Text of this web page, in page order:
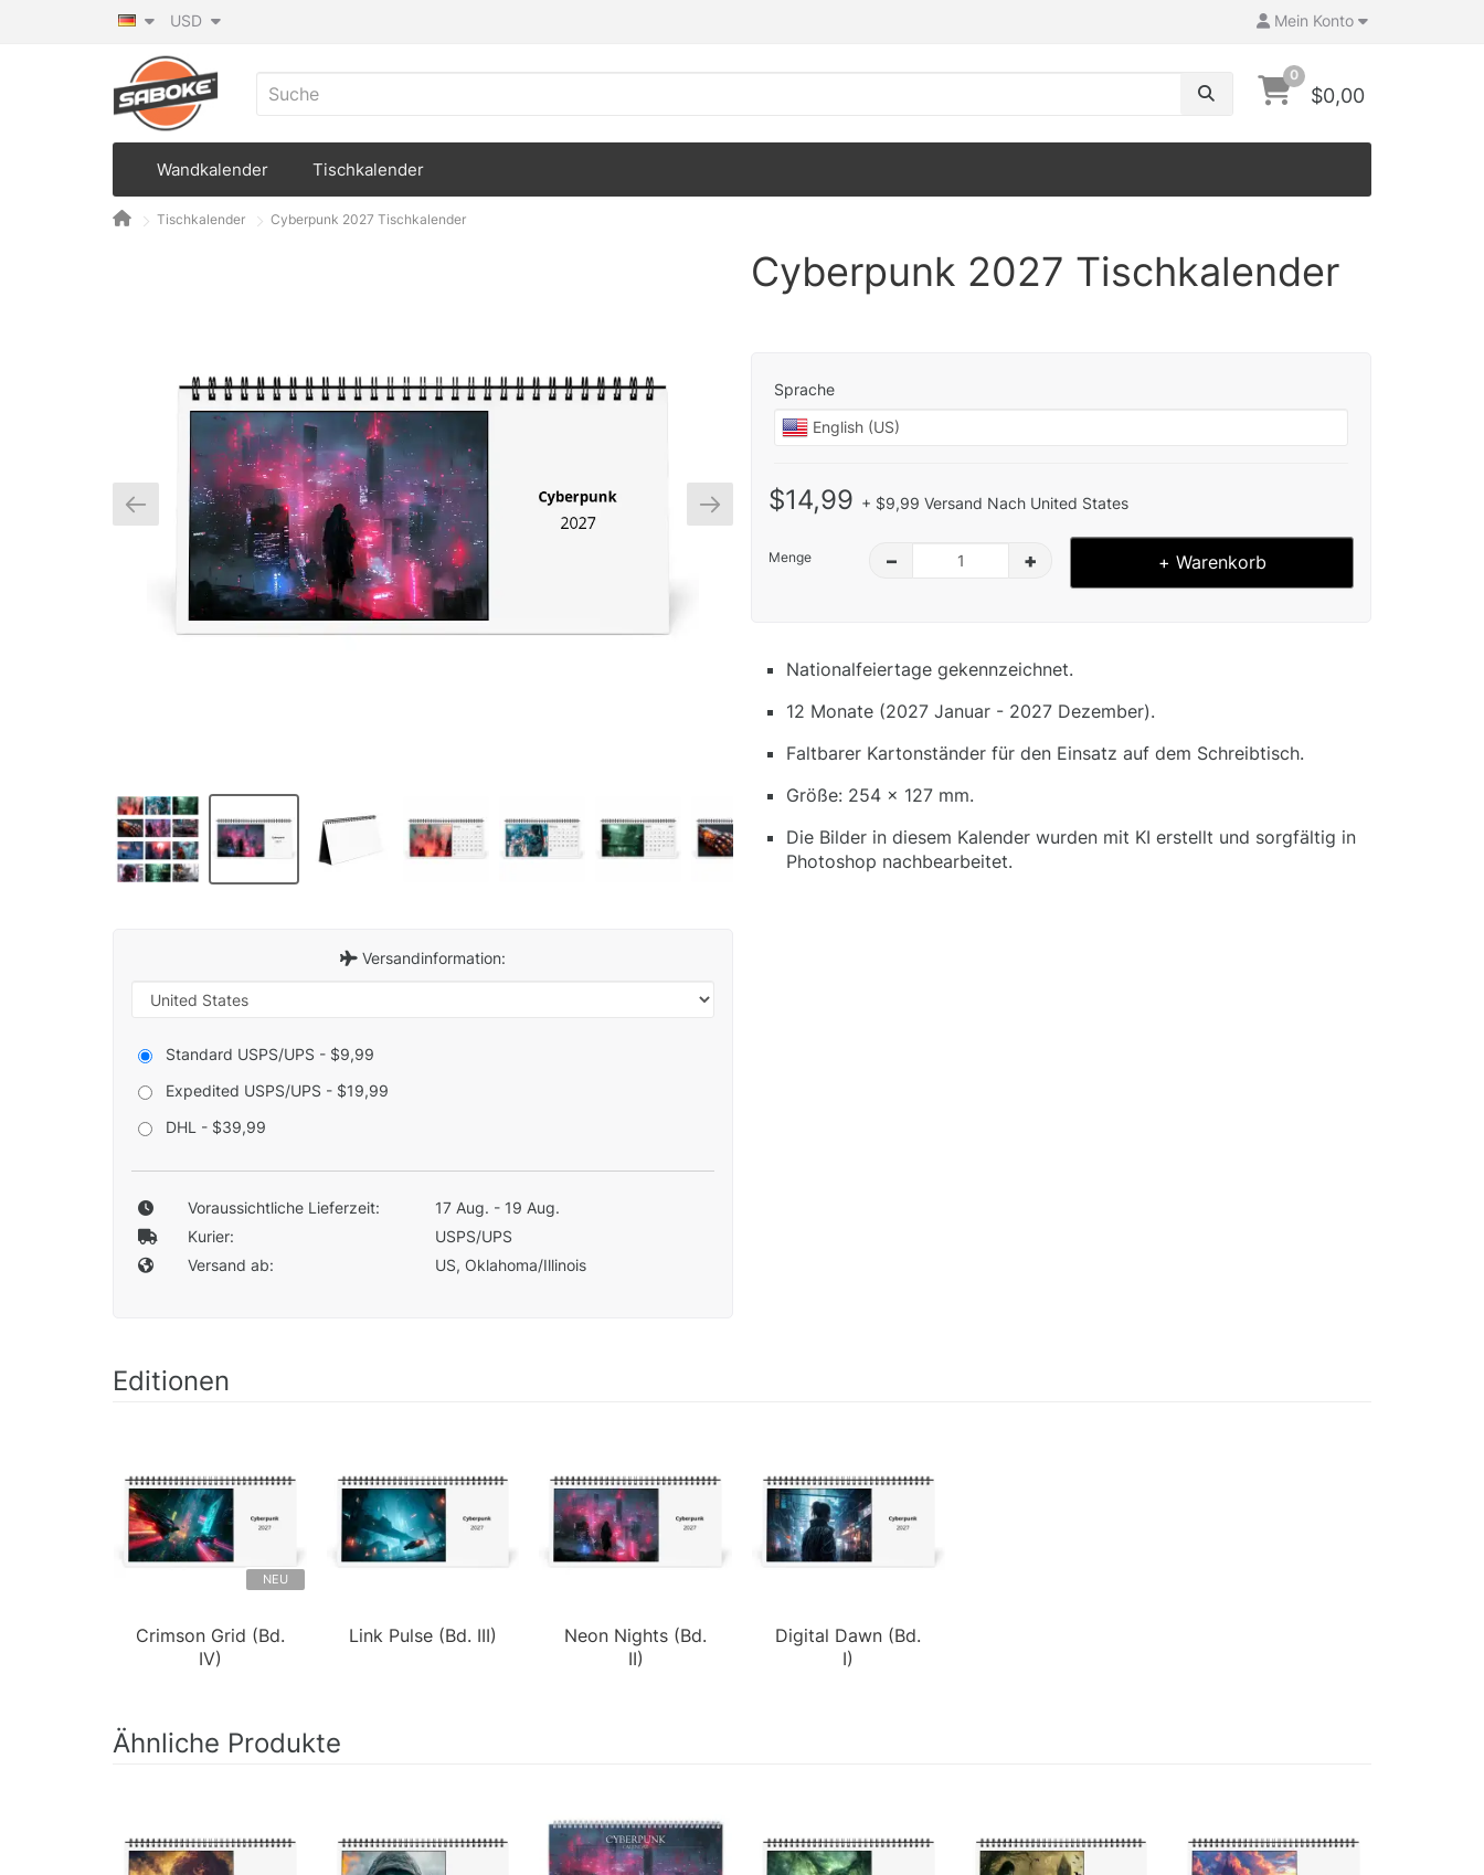
Mein Konto
USD
0
$0,00
Wandkalender Tischkalender
Tischkalender Cyberpunk 2027 Tischkalender
Versandinformation:
Standard USPS/UPS - $9,99
Expedited USPS/UPS - $19,99
DHL - $39,99
Voraussichtliche Lieferzeit:
17 Aug. - 19 Aug.
Kurier:
USPS/UPS
Versand ab:
US, Oklahoma/Illinois
Cyberpunk 2027 Tischkalender
Sprache
$14,99 + $9,99 Versand Nach United States
Menge – + + Warenkorb
Nationalfeiertage gekennzeichnet.
12 Monate (2027 Januar - 2027 Dezember).
Faltbarer Kartonständer für den Einsatz auf dem Schreibtisch.
Größe: 254 x 127 mm.
Die Bilder in diesem Kalender wurden mit KI erstellt und sorgfältig in
Photoshop nachbearbeitet.
Editionen
NEU
Crimson Grid (Bd.
IV)
Link Pulse (Bd. III)
Neon Nights (Bd.
II)
Digital Dawn (Bd.
I)
Ähnliche Produkte